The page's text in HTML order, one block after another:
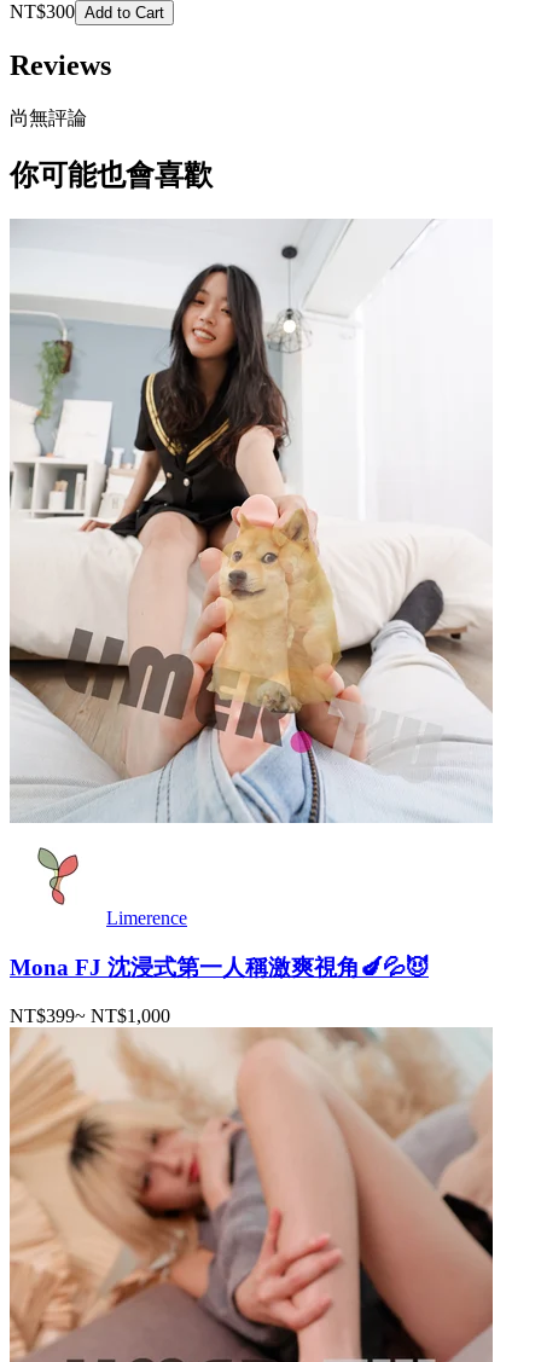
NT$300 Add to Cart
Reviews
尚無評論
你可能也會喜歡
Limerence
Mona FJ 沈浸式第一人稱激爽視角🍆💦😈
NT$399~ NT$1,000